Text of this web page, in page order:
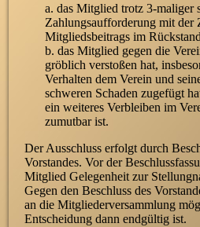
a. das Mitglied trotz 3-maliger
Zahlungsaufforderung mit der
Mitgliedsbeitrags im
b. das Mitglied gegen die
gröblich verstoßen hat,
Verhalten dem Verein und
schweren Schaden zugefügt
ein weiteres Verbleiben im
zumutbar ist.
Der Ausschluss erfolgt durch
Vorstandes. Vor der
Mitglied Gelegenheit zur
Gegen den Beschluss des
an die Mitgliederversammlung
Entscheidung dann endgültig ist.